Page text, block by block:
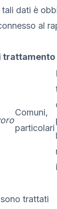
dati è
al
trattamento
Comuni,
particolari
trattati